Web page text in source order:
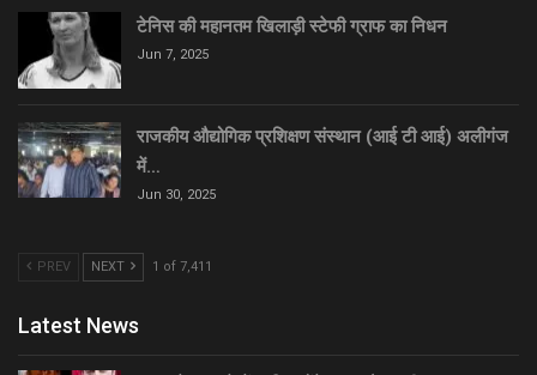
टेनिस की महानतम खिलाड़ी स्टेफी ग्राफ का निधन
Jun 7, 2025
राजकीय औद्योगिक प्रशिक्षण संस्थान (आई टी आई) अलीगंज
में…
Jun 30, 2025
PREV NEXT 1 of 7,411
Latest News